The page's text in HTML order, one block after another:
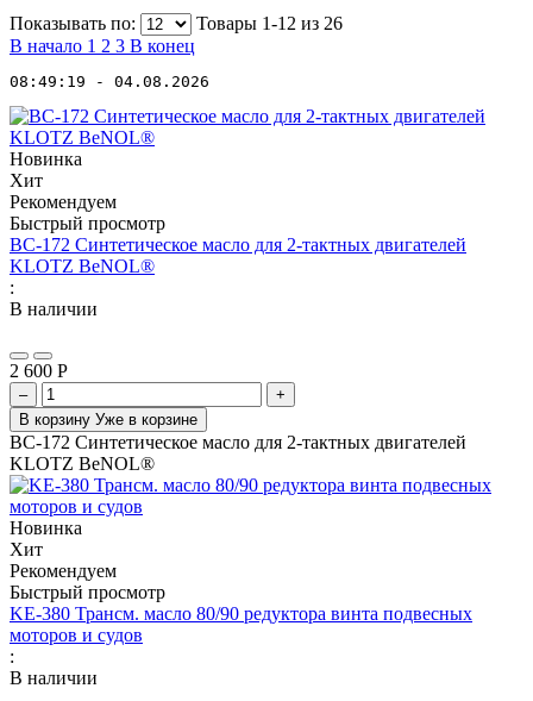
Показывать по: Товары 1-12 из 26
В начало 1 2 3 В конец
08:49:19 - 04.08.2026
Новинка
Хит
Рекомендуем
Быстрый просмотр
BC-172 Синтетическое масло для 2-тактных двигателей
KLOTZ BeNOL®
:
В наличии
2 600 Р
–
+
В корзину Уже в корзине
BC-172 Синтетическое масло для 2-тактных двигателей
KLOTZ BeNOL®
Новинка
Хит
Рекомендуем
Быстрый просмотр
KE-380 Трансм. масло 80/90 редуктора винта подвесных
моторов и судов
:
В наличии